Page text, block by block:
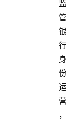
监
管
银
行
身
份
运
营
，